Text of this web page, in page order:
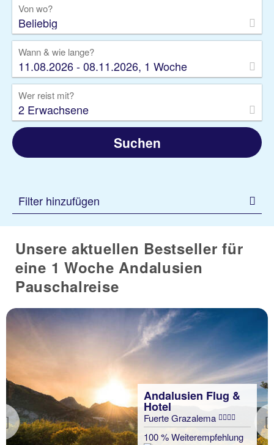
Von wo?
Beliebig
Wann & wie lange?
11.08.2026 - 08.11.2026, 1 Woche
Wer reist mit?
2 Erwachsene
Suchen
Filter hinzufügen
Unsere aktuellen Bestseller für
eine 1 Woche Andalusien
Pauschalreise
Previous
Andalusien Flug &
Hotel
Fuerte Grazalema
100 % Weiterempfehlung